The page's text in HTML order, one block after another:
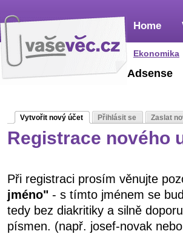
Home
Ekonomika
Adsense
Vytvořit nový účet Přihlásit se Zaslat
Registrace nového
Při registraci prosím věnujte
jméno" - s tímto jménem se
tedy bez diakritiky a silně
písmen. (např. josef-novak